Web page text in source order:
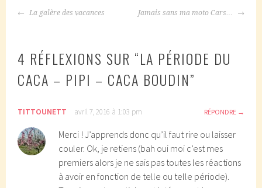
NAVIGATION
La galère des vacances Jamais sans ma moto Cars…
4 RÉFLEXIONS SUR “LA PÉRIODE DU
CACA – PIPI – CACA BOUDIN”
TITTOUNETT avril 7, 2016 à 1:03 pm RÉPONDRE
Merci ! J’apprends donc qu’il faut rire ou laisser
couler. Ok, je retiens (bah oui moi c’est mes
premiers alors je ne sais pas toutes les réactions
à avoir en fonction de telle ou telle période).